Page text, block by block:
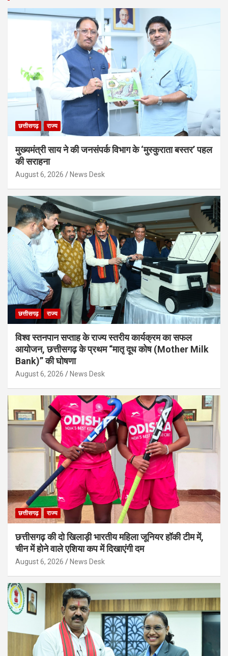
छत्तीसगढ़ राज्य
मुख्यमंत्री साय ने की जनसंपर्क विभाग के ‘मुस्कुराता बस्तर’ पहल
की सराहना
August 6, 2026 News Desk
छत्तीसगढ़ राज्य
विश्व स्तनपान सप्ताह के राज्य स्तरीय कार्यक्रम का सफल
आयोजन, छत्तीसगढ़ के प्रथम “मातृ दूध कोष (Mother Milk
Bank)” की घोषणा
August 6, 2026 News Desk
छत्तीसगढ़ राज्य
छत्तीसगढ़ की दो खिलाड़ी भारतीय महिला जूनियर हॉकी टीम में,
चीन में होने वाले एशिया कप में दिखाएंगी दम
August 6, 2026 News Desk